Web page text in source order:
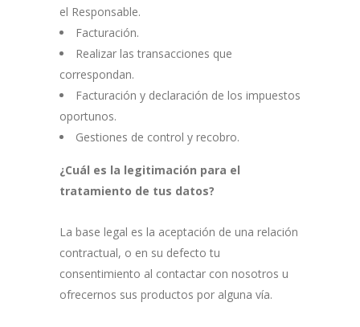
el Responsable.
Facturación.
Realizar las transacciones que
correspondan.
Facturación y declaración de los impuestos
oportunos.
Gestiones de control y recobro.
¿Cuál es la legitimación para el
tratamiento de tus datos?
La base legal es la aceptación de una relación
contractual, o en su defecto tu
consentimiento al contactar con nosotros u
ofrecernos sus productos por alguna vía.